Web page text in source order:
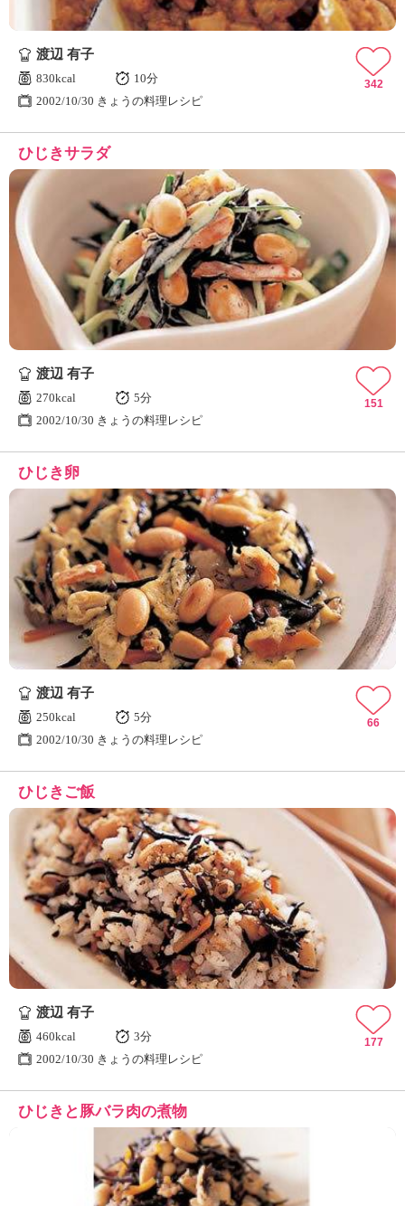
渡辺 有子
830kcal
10分
2002/10/30 きょうの料理レシピ
342
ひじきサラダ
渡辺 有子
270kcal
5分
2002/10/30 きょうの料理レシピ
151
ひじき卵
渡辺 有子
250kcal
5分
2002/10/30 きょうの料理レシピ
66
ひじきご飯
渡辺 有子
460kcal
3分
2002/10/30 きょうの料理レシピ
177
ひじきと豚バラ肉の煮物